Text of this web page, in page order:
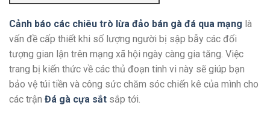
Cảnh báo các chiêu trò lừa đảo bán gà đá qua mạng là
vấn đề cấp thiết khi số lượng người bị sập bẫy các đối
tượng gian lận trên mạng xã hội ngày càng gia tăng. Việc
trang bị kiến thức về các thủ đoạn tinh vi này sẽ giúp bạn
bảo vệ túi tiền và công sức chăm sóc chiến kê của mình cho
các trận Đá gà cựa sắt sắp tới.